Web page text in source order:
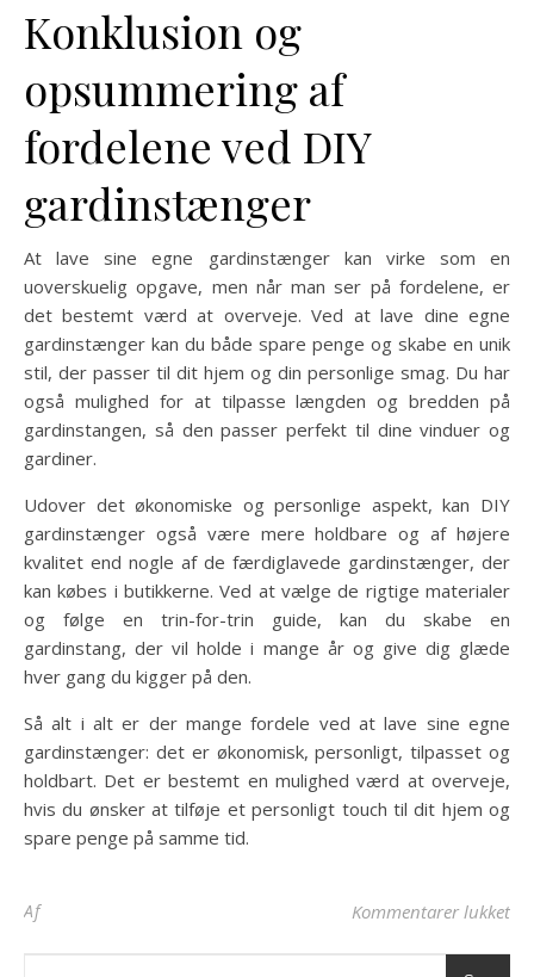
Konklusion og
opsummering af
fordelene ved DIY
gardinstænger
At lave sine egne gardinstænger kan virke som en
uoverskuelig opgave, men når man ser på fordelene, er
det bestemt værd at overveje. Ved at lave dine egne
gardinstænger kan du både spare penge og skabe en unik
stil, der passer til dit hjem og din personlige smag. Du har
også mulighed for at tilpasse længden og bredden på
gardinstangen, så den passer perfekt til dine vinduer og
gardiner.
Udover det økonomiske og personlige aspekt, kan DIY
gardinstænger også være mere holdbare og af højere
kvalitet end nogle af de færdiglavede gardinstænger, der
kan købes i butikkerne. Ved at vælge de rigtige materialer
og følge en trin-for-trin guide, kan du skabe en
gardinstang, der vil holde i mange år og give dig glæde
hver gang du kigger på den.
Så alt i alt er der mange fordele ved at lave sine egne
gardinstænger: det er økonomisk, personligt, tilpasset og
holdbart. Det er bestemt en mulighed værd at overveje,
hvis du ønsker at tilføje et personligt touch til dit hjem og
spare penge på samme tid.
Af Kommentarer lukkettil